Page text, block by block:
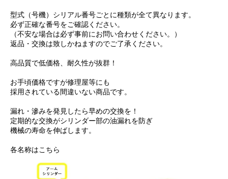
型式（号機）シリアル番号ごとに種類が全て異なります。
必ず正確な番号をご確認ください。
（不安な場合は必ず事前にお問い合わせください。）
返品・交換は致しかねますのでご了承ください。
高品質で低価格、耐久性が抜群！
お手頃価格ですが修理屋等にも
採用されている間違いない商品です。
漏れ・滲みを発見したら早めの交換を！
定期的な交換がシリンダー部の油漏れを防ぎ
機械の寿命を伸ばします。
各名称はこちら